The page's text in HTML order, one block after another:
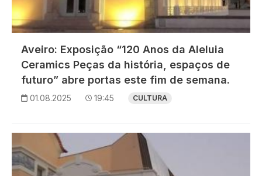
Aveiro: Exposição “120 Anos da Aleluia
Ceramics Peças da história, espaços de
futuro” abre portas este fim de semana.
01.08.2025 19:45 CULTURA